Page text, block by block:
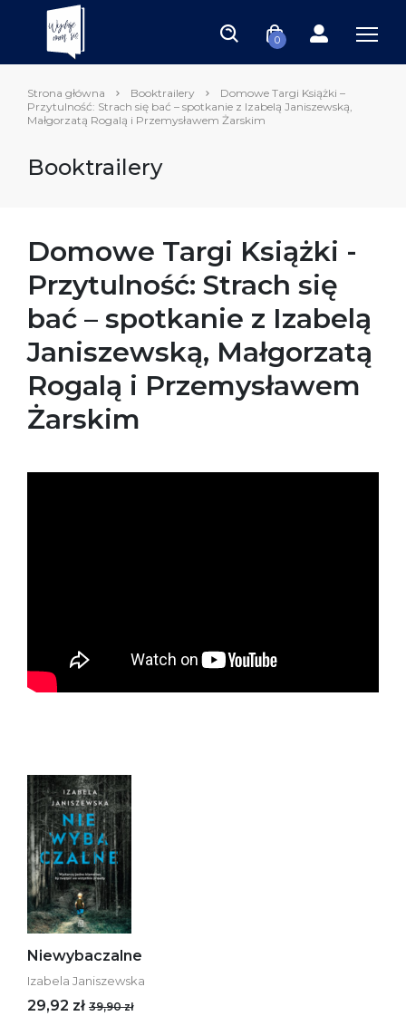
0
Strona główna Booktrailery
Domowe Targi Książki –
Przytulność: Strach się bać – spotkanie z Izabelą Janiszewską,
Małgorzatą Rogalą i Przemysławem Żarskim
Booktrailery
Domowe Targi Książki -
Przytulność: Strach się
bać – spotkanie z Izabelą
Janiszewską, Małgorzatą
Rogalą i Przemysławem
Żarskim
Niewybaczalne
Izabela Janiszewska
29,92 zł 39,90 zł